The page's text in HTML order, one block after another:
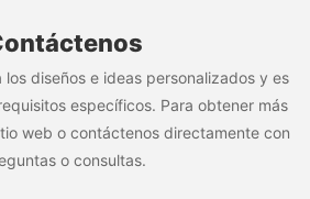
los diseños e ideas personalizados y es
específicos. Para obtener más
web o contáctenos directamente con
o consultas.